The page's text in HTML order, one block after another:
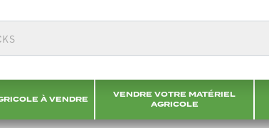
À VENDRE
VENDRE VOTRE MATÉRIEL
AGRICOLE